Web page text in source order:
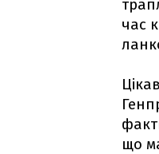
час
що